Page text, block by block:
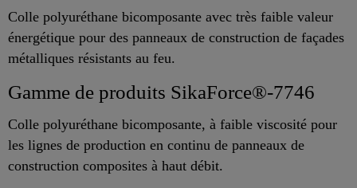
Colle polyuréthane bicomposante avec très faible valeur
énergétique pour des panneaux de construction de façades
métalliques résistants au feu.
Gamme de produits SikaForce®-7746
Colle polyuréthane bicomposante, à faible viscosité pour
les lignes de production en continu de panneaux de
construction composites à haut débit.